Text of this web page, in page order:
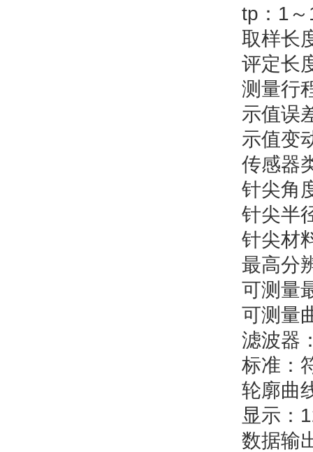
tp：1～
取样长度l
评定长度
测量行程
示值误差
示值变动
传感器类
针尖角度
针尖半
针尖材料
最高分辨
可测量最
可测量曲
滤波器：
标准：符
轮廓曲线
显示：
数据输出